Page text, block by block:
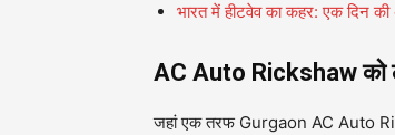
भारत में हीटवेव का कहर: एक दिन
AC Auto Rickshaw को
जहां एक तरफ Gurgaon AC Auto